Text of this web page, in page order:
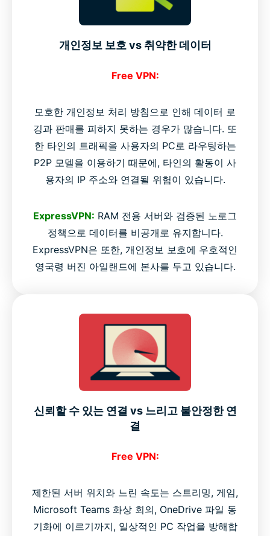
개인정보 보호 vs 취약한 데이터
Free VPN:
모호한 개인정보 처리 방침으로 인해 데이터 로
깅과 판매를 피하지 못하는 경우가 많습니다. 또
한 타인의 트래픽을 사용자의 PC로 라우팅하는
P2P 모델을 이용하기 때문에, 타인의 활동이 사
용자의 IP 주소와 연결될 위험이 있습니다.
ExpressVPN: RAM 전용 서버와 검증된 노로그
정책으로 데이터를 비공개로 유지합니다.
ExpressVPN은 또한, 개인정보 보호에 우호적인
영국령 버진 아일랜드에 본사를 두고 있습니다.
신뢰할 수 있는 연결 vs 느리고 불안정한 연
결
Free VPN:
제한된 서버 위치와 느린 속도는 스트리밍, 게임,
Microsoft Teams 화상 회의, OneDrive 파일 동
기화에 이르기까지, 일상적인 PC 작업을 방해합